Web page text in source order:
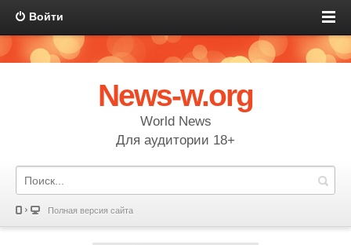
Войти
News-w.org
World News
Для аудитории 18+
Полная версия сайта